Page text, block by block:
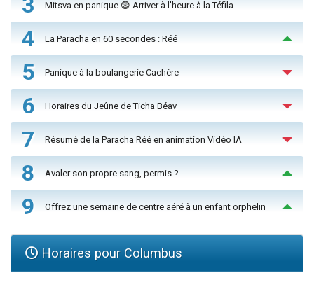
Mitsva en panique 😨 Arriver à l'heure à la Téfila
4 La Paracha en 60 secondes : Réé
5 Panique à la boulangerie Cachère
6 Horaires du Jeûne de Ticha Béav
7 Résumé de la Paracha Réé en animation Vidéo IA
8 Avaler son propre sang, permis ?
9 Offrez une semaine de centre aéré à un enfant orphelin
Horaires pour Columbus